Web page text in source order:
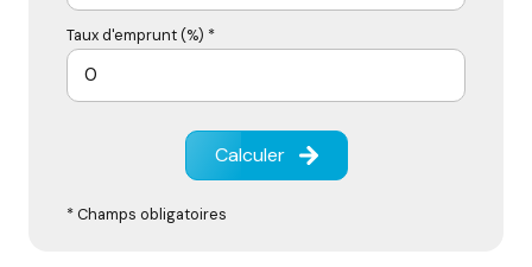
Taux d'emprunt (%) *
Calculer
* Champs obligatoires